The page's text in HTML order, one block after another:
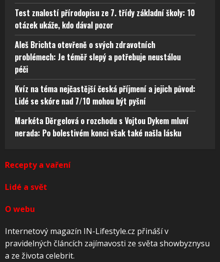
Test znalostí přírodopisu ze 7. třídy základní školy: 10
otázek ukáže, kdo dával pozor
Aleš Brichta otevřeně o svých zdravotních
problémech: Je téměř slepý a potřebuje neustálou
péči
Kvíz na téma nejčastější česká příjmení a jejich původ:
Lidé se skóre nad 7/10 mohou být pyšní
Markéta Děrgelová o rozchodu s Vojtou Dykem mluví
nerada: Po bolestivém konci však také našla lásku
Recepty a vaření
Lidé a svět
O webu
Internetový magazín IN-Lifestyle.cz přináší v
pravidelných článcích zajímavosti ze světa showbyznysu
a ze života celebrit.